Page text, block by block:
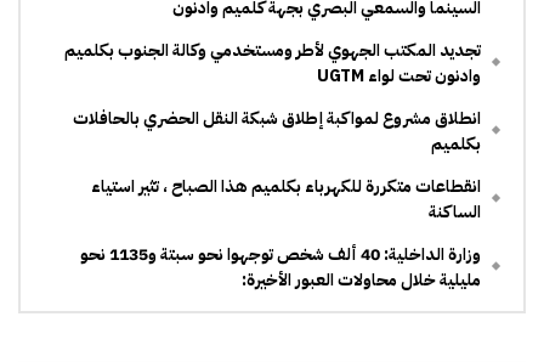
السينما والسمعي البصري بجهة كلميم وادنون
تجديد المكتب الجهوي لأطر ومستخدمي وكالة الجنوب بكلميم
وادنون تحت لواء UGTM
انطلاق مشروع لمواكبة إطلاق شبكة النقل الحضري بالحافلات
بكلميم
انقطاعات متكررة للكهرباء بكلميم هذا الصباح ، تثير استياء
الساكنة
وزارة الداخلية: 40 ألف شخص توجهوا نحو سبتة و1135 نحو
مليلية خلال محاولات العبور الأخيرة: